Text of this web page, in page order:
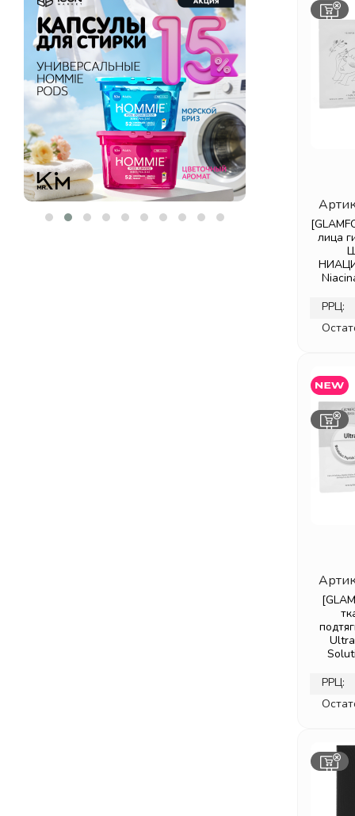
PERFECT4U (5)
PETITFEE & KOELF (15)
REVE L'ODEUR (1)
ROUND LAB (2)
ROVECTIN (1)
SHARY (1)
SOME BY MI (5)
TENZERO (1)
THINKCO (3)
VT COSMETICS (4)
YU.R
лица
РРЦ:
РРЦ: